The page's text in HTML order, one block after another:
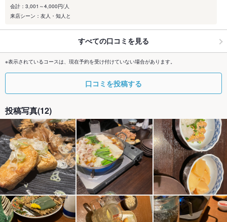
会計：3,001～4,000円/人
来店シーン：友人・知人と
すべての口コミを見る
※表示されているコースは、現在予約を受け付けていない場合があります。
口コミを投稿する
投稿写真(12)